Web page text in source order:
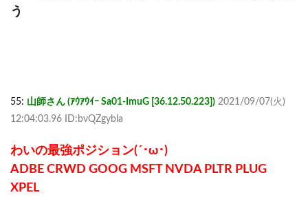
う
55: 山師さん (ｱｳｱｳｲｰ Sa01-ImuG [36.12.50.223]) 2021/09/07(火)
12:04:03.96 ID:bvQZgybla
わいの最強ポジション(´･ω･)
ADBE CRWD GOOG MSFT NVDA PLTR PLUG
XPEL